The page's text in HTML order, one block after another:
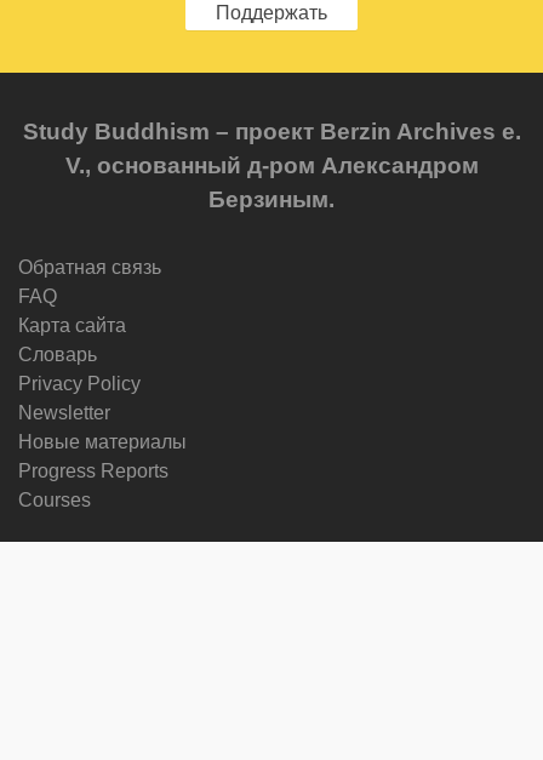
Поддержать
Study Buddhism – проект Berzin Archives e.
V., основанный д-ром Александром
Берзиным.
Обратная связь
FAQ
Карта сайта
Словарь
Privacy Policy
Newsletter
Новые материалы
Progress Reports
Courses